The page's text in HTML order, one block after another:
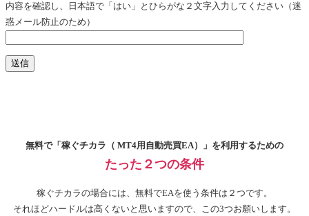
内容を確認し、日本語で「はい」とひらがな２文字入力してください（迷
惑メール防止のため）
無料で「稼ぐチカラ（ MT4用自動売買EA）」を利用するための
たった２つの条件
稼ぐチカラの場合には、無料でEAを使う条件は２つです。
それほどハードルは高くないと思いますので、この3つお願いします。